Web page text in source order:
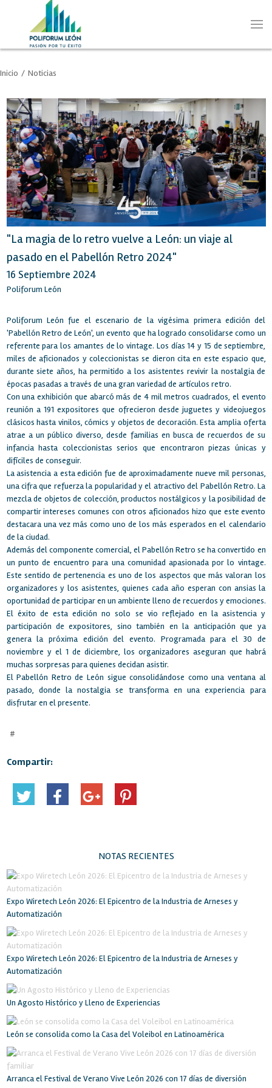
Inicio / Noticias
"La magia de lo retro vuelve a León: un viaje al
pasado en el Pabellón Retro 2024"
16 Septiembre 2024
Poliforum León
Poliforum León fue el escenario de la vigésima primera edición del
'Pabellón Retro de León', un evento que ha logrado consolidarse como un
referente para los amantes de lo vintage. Los días 14 y 15 de septiembre,
miles de aficionados y coleccionistas se dieron cita en este espacio que,
durante siete años, ha permitido a los asistentes revivir la nostalgia de
épocas pasadas a través de una gran variedad de artículos retro.
Con una exhibición que abarcó más de 4 mil metros cuadrados, el evento
reunión a 191 expositores que ofrecieron desde juguetes y videojuegos
clásicos hasta vinilos, cómics y objetos de decoración. Esta amplia oferta
atrae a un público diverso, desde familias en busca de recuerdos de su
infancia hasta coleccionistas serios que encontraron piezas únicas y
difíciles de conseguir.
La asistencia a esta edición fue de aproximadamente nueve mil personas,
una cifra que refuerza la popularidad y el atractivo del Pabellón Retro. La
mezcla de objetos de colección, productos nostálgicos y la posibilidad de
compartir intereses comunes con otros aficionados hizo que este evento
destacara una vez más como uno de los más esperados en el calendario
de la ciudad.
Además del componente comercial, el Pabellón Retro se ha convertido en
un punto de encuentro para una comunidad apasionada por lo vintage.
Este sentido de pertenencia es uno de los aspectos que más valoran los
organizadores y los asistentes, quienes cada año esperan con ansias la
oportunidad de participar en un ambiente lleno de recuerdos y emociones.
El éxito de esta edición no solo se vio reflejado en la asistencia y
participación de expositores, sino también en la anticipación que ya
genera la próxima edición del evento. Programada para el 30 de
noviembre y el 1 de diciembre, los organizadores aseguran que habrá
muchas sorpresas para quienes decidan asistir.
El Pabellón Retro de León sigue consolidándose como una ventana al
pasado, donde la nostalgia se transforma en una experiencia para
disfrutar en el presente.
#
Compartir:
NOTAS RECIENTES
Expo Wiretech León 2026: El Epicentro de la Industria de Arneses y
Automatización
Expo Wiretech León 2026: El Epicentro de la Industria de Arneses y
Automatización
Un Agosto Histórico y Lleno de Experiencias
León se consolida como la Casa del Voleibol en Latinoamérica
Arranca el Festival de Verano Vive León 2026 con 17 días de diversión